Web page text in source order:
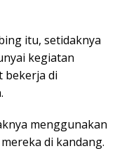
itu, setidaknya
kegiatan
bekerja di
menggunakan
di kandang.